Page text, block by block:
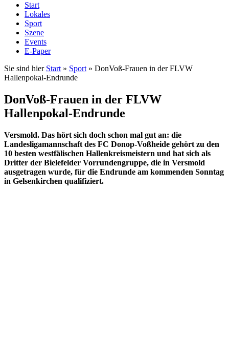
Start
Lokales
Sport
Szene
Events
E-Paper
Sie sind hier Start » Sport » DonVoß-Frauen in der FLVW
Hallenpokal-Endrunde
DonVoß-Frauen in der FLVW
Hallenpokal-Endrunde
Versmold. Das hört sich doch schon mal gut an: die
Landesligamannschaft des FC Donop-Voßheide gehört zu den
10 besten westfälischen Hallenkreismeistern und hat sich als
Dritter der Bielefelder Vorrundengruppe, die in Versmold
ausgetragen wurde, für die Endrunde am kommenden Sonntag
in Gelsenkirchen qualifiziert.